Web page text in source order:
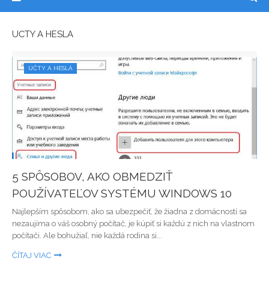
ÚČTY A HESLÁ
ÚČTY A HESLÁ
5 SPÔSOBOV, AKO OBMEDZIŤ
POUŽÍVATEĽOV SYSTÉMU WINDOWS 10
Najlepším spôsobom, ako sa ubezpečiť, že žiadna z domácností sa
nezaujíma o váš osobný počítač, je kúpiť si každú z nich na vlastnom
počítači. Ale bohužiaľ, nie každá rodina si...
ČÍTAJ VIAC